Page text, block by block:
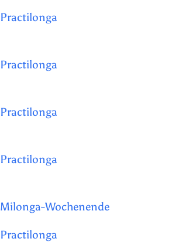
Practilonga
Practilonga
Practilonga
Practilonga
Milonga-Wochenende
Practilonga